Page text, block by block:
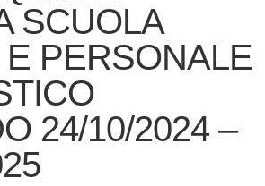
SCUOLA
PERSONALE
24/10/2024 –